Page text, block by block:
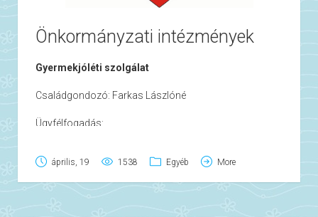
Önkormányzati intézmények
Gyermekjóléti szolgálat
Családgondozó: Farkas Lászlóné
Ügyfélfogadás:
Csütörtök: 8.00-12.00
április, 19 1538 Egyéb More